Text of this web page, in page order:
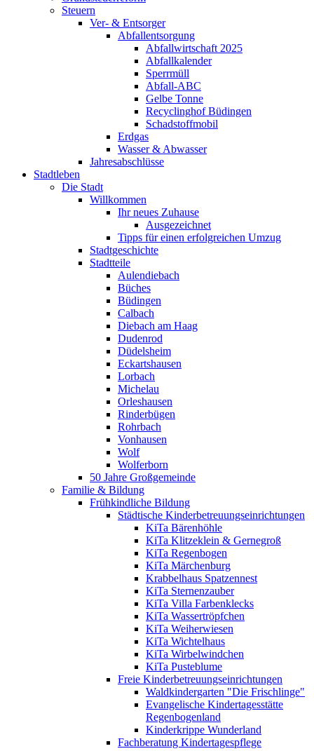
Steuern
Ver- & Entsorger
Abfallentsorgung
Abfallwirtschaft 2025
Abfallkalender
Sperrmüll
Abfall-ABC
Gelbe Tonne
Recyclinghof Büdingen
Schadstoffmobil
Erdgas
Wasser & Abwasser
Jahresabschlüsse
Stadtleben
Die Stadt
Willkommen
Ihr neues Zuhause
Ausgezeichnet
Tipps für einen erfolgreichen Umzug
Stadtgeschichte
Stadtteile
Aulendiebach
Büches
Büdingen
Calbach
Diebach am Haag
Dudenrod
Düdelsheim
Eckartshausen
Lorbach
Michelau
Orleshausen
Rinderbügen
Rohrbach
Vonhausen
Wolf
Wolferborn
50 Jahre Großgemeinde
Familie & Bildung
Frühkindliche Bildung
Städtische Kinderbetreuungseinrichtungen
KiTa Bärenhöhle
KiTa Klitzeklein & Gernegroß
KiTa Regenbogen
KiTa Märchenburg
Krabbelhaus Spatzennest
KiTa Sternenzauber
KiTa Villa Farbenklecks
KiTa Wassertröpfchen
KiTa Weiherwiesen
KiTa Wichtelhaus
KiTa Wirbelwindchen
KiTa Pusteblume
Freie Kinderbetreuungseinrichtungen
Waldkindergarten "Die Frischlinge"
Evangelische Kindertagesstätte
Regenbogenland
Kinderkrippe Wunderland
Fachberatung Kindertagespflege